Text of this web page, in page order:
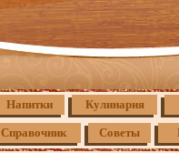
Напитки Кулинария
Справочник Советы